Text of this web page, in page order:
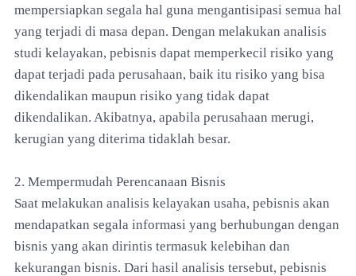
mempersiapkan segala hal guna mengantisipasi semua hal
yang terjadi di masa depan. Dengan melakukan analisis
studi kelayakan, pebisnis dapat memperkecil risiko yang
dapat terjadi pada perusahaan, baik itu risiko yang bisa
dikendalikan maupun risiko yang tidak dapat
dikendalikan. Akibatnya, apabila perusahaan merugi,
kerugian yang diterima tidaklah besar.
2. Mempermudah Perencanaan Bisnis
Saat melakukan analisis kelayakan usaha, pebisnis akan
mendapatkan segala informasi yang berhubungan dengan
bisnis yang akan dirintis termasuk kelebihan dan
kekurangan bisnis. Dari hasil analisis tersebut, pebisnis